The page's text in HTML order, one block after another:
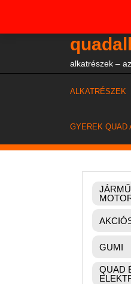
alkatrészek –
ALKATRÉSZEK
GYEREK QUAD
GUMI
QUAD